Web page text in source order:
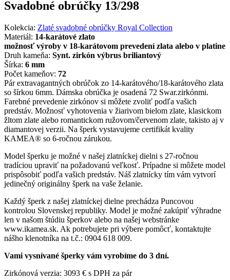
Svadobné obrúčky 13/298
Kolekcia: Zlaté svadobné obrúčky Royal Collection
Materiál: 14-karátové zlato
možnosť výroby v 18-karátovom prevedení zlata alebo v platine
Druh kameňa: Synt. zirkón výbrus briliantový
Šírka: 6 mm
Počet kameňov: 72
Pár extravagantných obrúčok zo 14-karátového/18-karátového zlata
so šírkou 6mm. Dámska obrúčka je osadená 72 Swar.zirkónmi.
Farebné prevedenie zirkónov si môžete zvoliť podľa vašich
predstáv. Možnosť vyhotovenia v žiarivom bielom zlate, klasickom
žltom zlate alebo romantickom ružovom/červenom zlate, takisto aj v
diamantovej verzii. Na šperk vystavujeme certifikát kvality
KAMEA® so 6-ročnou zárukou.
Model šperku je možné v našej zlatníckej dielni s 27-ročnou
tradíciou upraviť na požadovanú veľkosť. Prípadne si môžete model
prispôsobiť podľa vašich predstáv. Náš zlatnícky tím vám vytvorí
jedinečný originálny šperk na vaše želanie.
Každý šperk z našej zlatníckej dielne prechádza Puncovou
kontrolou Slovenskej republiky. Model je možné zakúpiť výhradne
len v našom štúdiu šperkov alebo na našej webstránke
www.ikamea.sk. Ak potrebujete pri výbere pomôcť, kontaktujte
nášho klenotníka na t.č.: 0904 618 009.
Vami vysnívané šperky vám vyrobíme do 3 dní.
Zirkónová verzia: 3093 € s DPH za pár